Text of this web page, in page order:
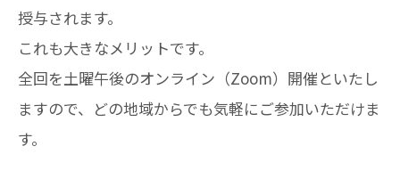
授与されます。
これも大きなメリットです。
全回を土曜午後のオンライン（Zoom）開催といたし
ますので、どの地域からでも気軽にご参加いただけま
す。